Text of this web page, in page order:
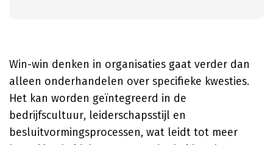
Win-win denken in organisaties gaat verder dan
alleen onderhandelen over specifieke kwesties.
Het kan worden geïntegreerd in de
bedrijfscultuur, leiderschapsstijl en
besluitvormingsprocessen, wat leidt tot meer